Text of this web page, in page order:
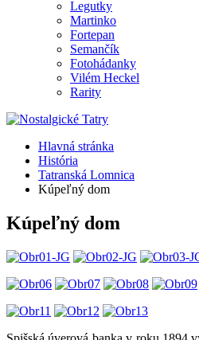
Legutky
Martinko
Fortepan
Semančík
Fotohádanky
Vilém Heckel
Rarity
Hlavná stránka
História
Tatranská Lomnica
Kúpeľný dom
Kúpeľný dom